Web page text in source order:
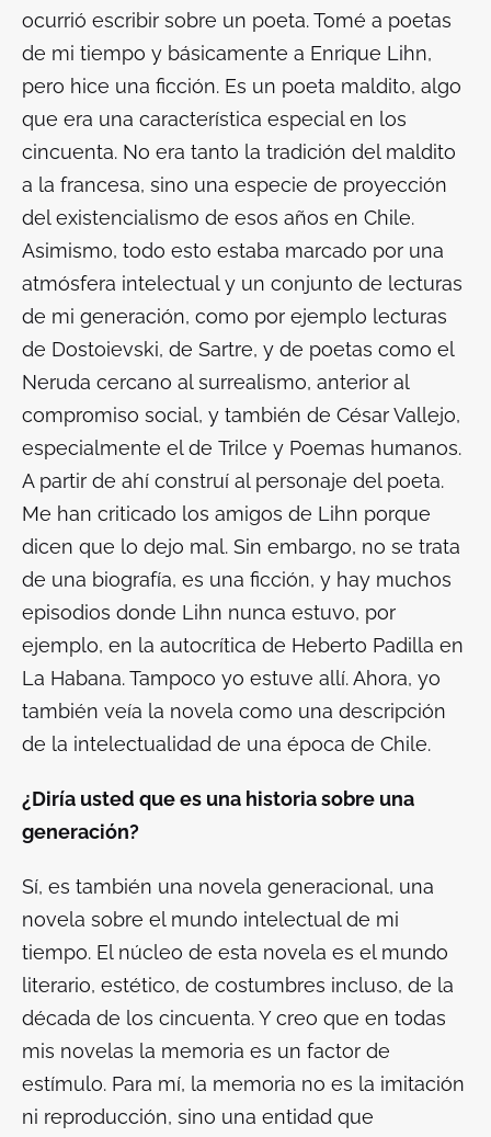
ocurrió escribir sobre un poeta. Tomé a poetas
de mi tiempo y básicamente a Enrique Lihn,
pero hice una ficción. Es un poeta maldito, algo
que era una característica especial en los
cincuenta. No era tanto la tradición del maldito
a la francesa, sino una especie de proyección
del existencialismo de esos años en Chile.
Asimismo, todo esto estaba marcado por una
atmósfera intelectual y un conjunto de lecturas
de mi generación, como por ejemplo lecturas
de Dostoievski, de Sartre, y de poetas como el
Neruda cercano al surrealismo, anterior al
compromiso social, y también de César Vallejo,
especialmente el de Trilce y Poemas humanos.
A partir de ahí construí al personaje del poeta.
Me han criticado los amigos de Lihn porque
dicen que lo dejo mal. Sin embargo, no se trata
de una biografía, es una ficción, y hay muchos
episodios donde Lihn nunca estuvo, por
ejemplo, en la autocrítica de Heberto Padilla en
La Habana. Tampoco yo estuve allí. Ahora, yo
también veía la novela como una descripción
de la intelectualidad de una época de Chile.
¿Diría usted que es una historia sobre una
generación?
Sí, es también una novela generacional, una
novela sobre el mundo intelectual de mi
tiempo. El núcleo de esta novela es el mundo
literario, estético, de costumbres incluso, de la
década de los cincuenta. Y creo que en todas
mis novelas la memoria es un factor de
estímulo. Para mí, la memoria no es la imitación
ni reproducción, sino una entidad que